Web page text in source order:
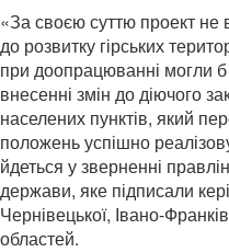
«За своєю суттю проект не
до розвитку гірських
при доопрацюванні могли
внесенні змін до діючого
населених пунктів, який
положень успішно
йдеться у зверненні
держави, яке підписали
Чернівецької, Івано-
областей.